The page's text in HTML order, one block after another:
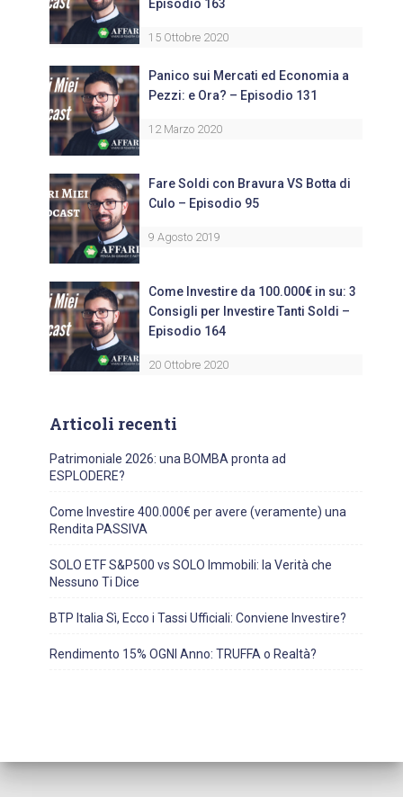
Episodio 163
15 Ottobre 2020
Panico sui Mercati ed Economia a
Pezzi: e Ora? – Episodio 131
12 Marzo 2020
Fare Soldi con Bravura VS Botta di
Culo – Episodio 95
9 Agosto 2019
Come Investire da 100.000€ in su: 3
Consigli per Investire Tanti Soldi –
Episodio 164
20 Ottobre 2020
Articoli recenti
Patrimoniale 2026: una BOMBA pronta ad
ESPLODERE?
Come Investire 400.000€ per avere (veramente) una
Rendita PASSIVA
SOLO ETF S&P500 vs SOLO Immobili: la Verità che
Nessuno Ti Dice
BTP Italia Sì, Ecco i Tassi Ufficiali: Conviene Investire?
Rendimento 15% OGNI Anno: TRUFFA o Realtà?